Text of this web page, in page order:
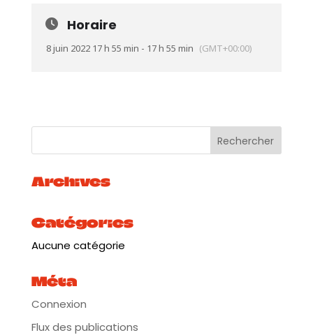
Horaire
8 juin 2022 17 h 55 min - 17 h 55 min (GMT+00:00)
Archives
Catégories
Aucune catégorie
Méta
Connexion
Flux des publications